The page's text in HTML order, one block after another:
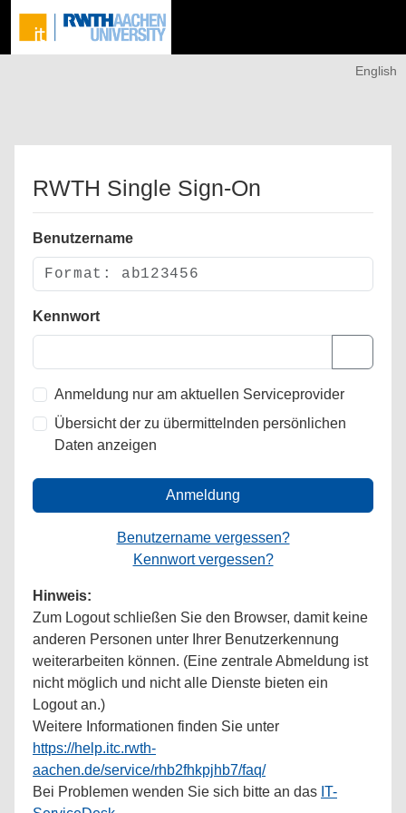
English
RWTH Single Sign-On
Benutzername
Kennwort
Anmeldung nur am aktuellen Serviceprovider
Übersicht der zu übermittelnden persönlichen
Daten anzeigen
Anmeldung
Benutzername vergessen?
Kennwort vergessen?
Hinweis:
Zum Logout schließen Sie den Browser, damit keine
anderen Personen unter Ihrer Benutzerkennung
weiterarbeiten können. (Eine zentrale Abmeldung ist
nicht möglich und nicht alle Dienste bieten ein
Logout an.)
Weitere Informationen finden Sie unter
https://help.itc.rwth-
aachen.de/service/rhb2fhkpjhb7/faq/
Bei Problemen wenden Sie sich bitte an das IT-